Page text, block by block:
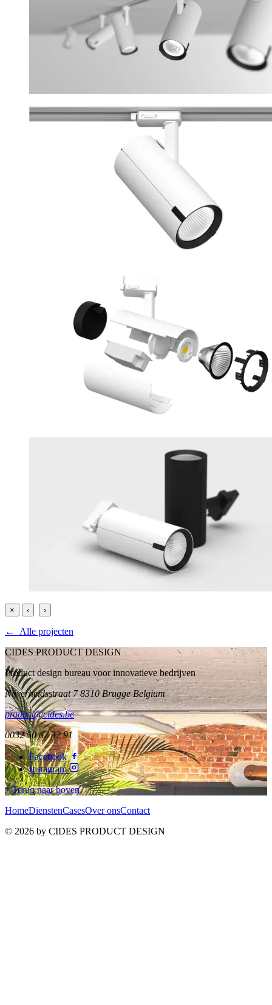
× ‹ ›
← Alle projecten
CIDES PRODUCT DESIGN
Product design bureau voor innovatieve bedrijven
Nijverheidsstraat 7 8310 Brugge Belgium
product@cides.be
0032 50 67 32 91
Facebook
Instagram
↑ Terug naar boven
HomeDienstenCasesOver onsContact
© 2026 by CIDES PRODUCT DESIGN